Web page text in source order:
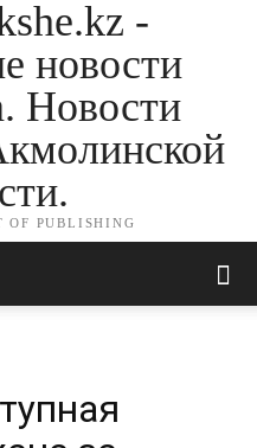
-
новости
Новости
OF PUBLISHING